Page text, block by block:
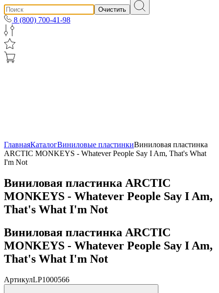
Очистить
8 (800) 700-41-98
ГлавнаяКаталогВиниловые пластинкиВиниловая пластинка
ARCTIC MONKEYS - Whatever People Say I Am, That's What
I'm Not
Виниловая пластинка ARCTIC
MONKEYS - Whatever People Say I Am,
That's What I'm Not
Виниловая пластинка ARCTIC
MONKEYS - Whatever People Say I Am,
That's What I'm Not
АртикулLP1000566